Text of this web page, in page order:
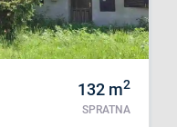
132 m2
SPRATNA